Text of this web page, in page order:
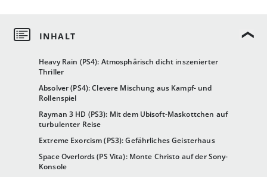
Heavy Rain (PS4): Atmosphärisch dicht inszenierter
Thriller
Absolver (PS4): Clevere Mischung aus Kampf- und
Rollenspiel
Rayman 3 HD (PS3): Mit dem Ubisoft-Maskottchen auf
turbulenter Reise
Extreme Exorcism (PS3): Gefährliches Geisterhaus
Space Overlords (PS Vita): Monte Christo auf der Sony-
Konsole